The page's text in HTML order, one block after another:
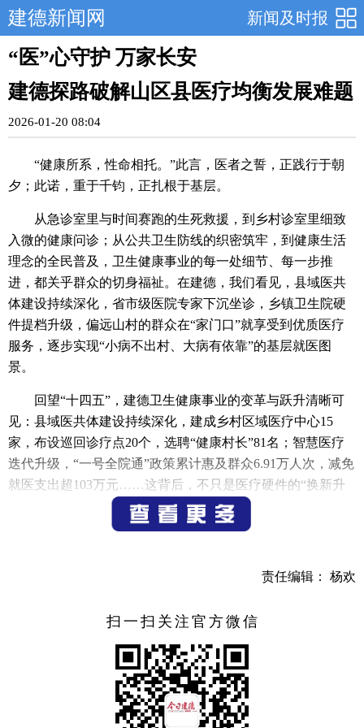
新闻及时报
建德新闻网
“医”心守护 万家长安
建德探路破解山区县医疗均衡发展难题
2026-01-20 08:04
“健康所系，性命相托。”此言，医者之誓，正践行于朝
夕；此诺，重于千钧，正扎根于基层。
从急诊室里与时间赛跑的生死救援，到乡村诊室里细致
入微的健康问诊；从公共卫生防线的织密筑牢，到健康生活
理念的全民普及，卫生健康事业的每一处细节、每一步推
进，都关乎群众的切身福祉。在建德，我们看见，县域医共
体建设持续深化，省市级医院专家下沉坐诊，乡镇卫生院硬
件提档升级，偏远山村的群众在“家门口”就享受到优质医疗
服务，逐步实现“小病不出村、大病有依靠”的基层就医图
景。
回望“十四五”，建德卫生健康事业的变革与跃升清晰可
见：县域医共体建设持续深化，建成乡村区域医疗中心15
家，布设巡回诊疗点20个，选聘“健康村长”81名；智慧医疗
迭代升级，“一号全院通”政策累计惠及群众6.91万人次，减免
就医支出超103万元……这背后，不只是医疗硬件的“换新升
级”，而是一场以“均衡普惠”为核心，破解“山区医疗资源不
均”难题的深度实践。
化县域先行者”为目标，用改革力度提升服务温度，让医疗资
县域医疗从“分散”到“一体”
“不用跑市区，在村里就能让市级专家看报告！”大同镇
责任编辑： 杨欢
扫一扫关注官方微信